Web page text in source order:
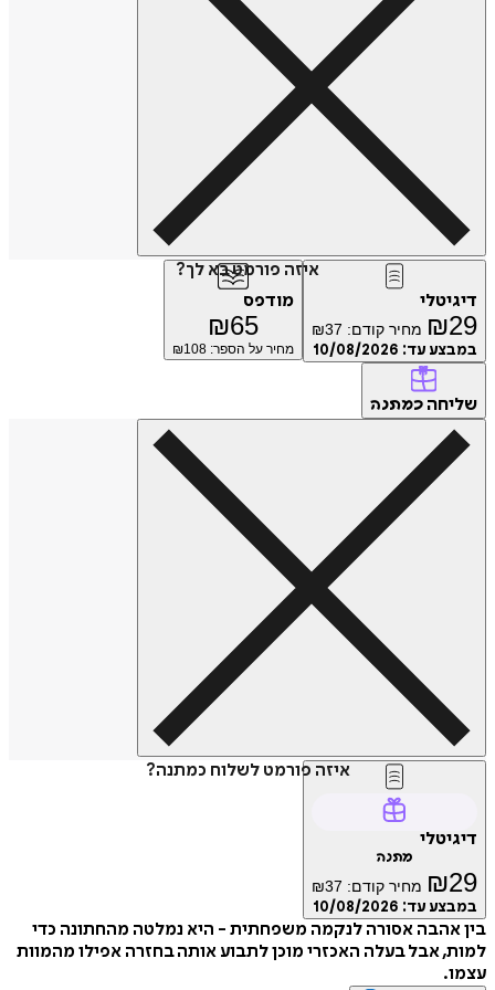
איזה פורמט בא לך?
₪ מחיר קודם: ₪37
עד:10/08/2026
מודפס
₪
מחיר על הספר: ₪108
כמתנה
איזה פורמט לשלוח כמתנה?
₪ מחיר קודם: ₪37
עד:10/08/2026
אסורה לנקמה משפחתית - היא נמלטה מהחתונה כדי
אבל בעלה האכזרי מוכן לתבוע אותה בחזרה אפילו מהמוות